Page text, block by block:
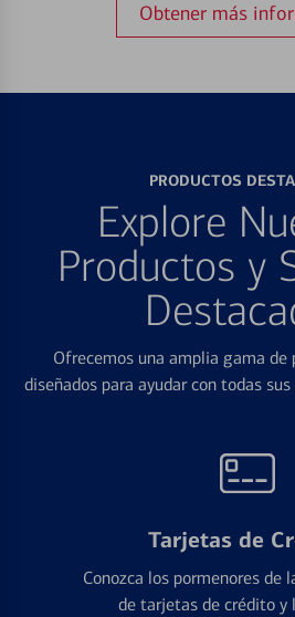
Obtener más
PRODUCTOS
Explore
Productos y
Ofrecemos una amplia gama de
diseñados para ayudar con todas
Tarjetas de
Conozca los pormenores de
de tarjetas de crédito y